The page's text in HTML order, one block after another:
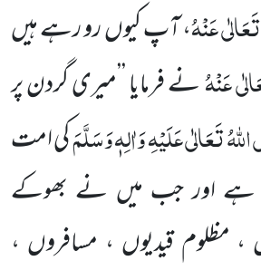
عَنْہُ، آپ کیوں رو رہے ہیں
عَنْہُنے فرمایا ’’میری گردن پر
تَعَالٰی عَلَیْہِ وَاٰلِہٖ وَسَلَّمَکی امت
ہے اور جب میں نے بھوکے
مظلوم قیدیوں ، مسافروں ،